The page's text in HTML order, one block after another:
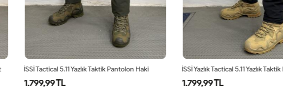
İSSİ Tactical 5.11 Yazlık Taktik Pantolon Haki
1.799,99 TL 1.799,99 TL